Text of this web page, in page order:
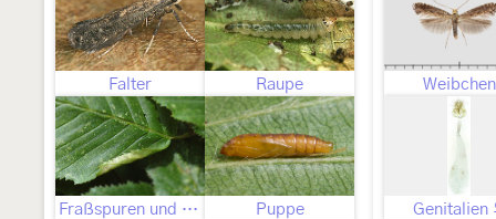
Falter Raupe
Fraßspuren und Befallsbild Puppe
Weibchen
Genitalien